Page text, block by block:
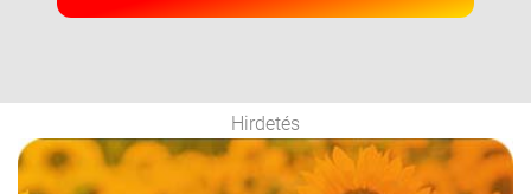
Hirdetés